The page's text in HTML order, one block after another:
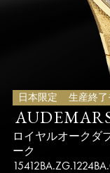
日本限定 生産終
ロイヤルオーク ダ
ーク